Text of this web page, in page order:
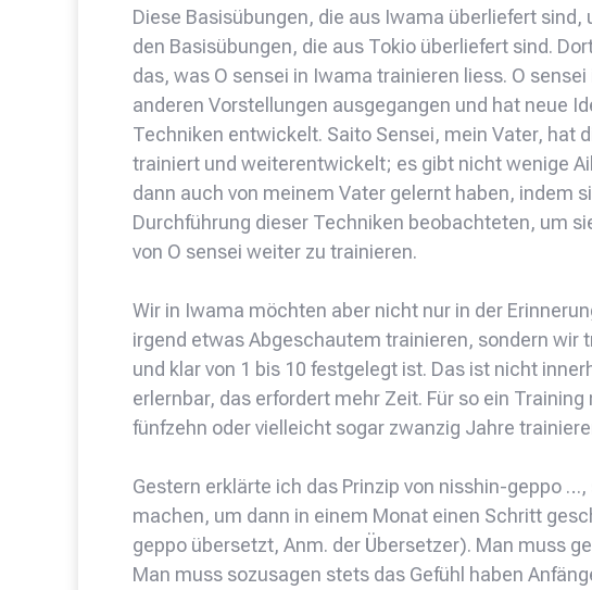
Diese Basisübungen, die aus Iwama überliefert
den Basisübungen, die aus Tokio überliefert sind.
das, was O sensei in Iwama trainieren liess. O
anderen Vorstellungen ausgegangen und hat neue
Techniken entwickelt. Saito Sensei, mein Vater, hat
trainiert und weiterentwickelt; es gibt nicht wenige
dann auch von meinem Vater gelernt haben, indem
Durchführung dieser Techniken beobachteten, um
von O sensei weiter zu trainieren.
Wir in Iwama möchten aber nicht nur in der
irgend etwas Abgeschautem trainieren, sondern wir
und klar von 1 bis 10 festgelegt ist. Das ist nicht
erlernbar, das erfordert mehr Zeit. Für so ein
fünfzehn oder vielleicht sogar zwanzig Jahre
Gestern erklärte ich das Prinzip von nisshin-geppo
machen, um dann in einem Monat einen Schritt
geppo übersetzt, Anm. der Übersetzer). Man muss
Man muss sozusagen stets das Gefühl haben